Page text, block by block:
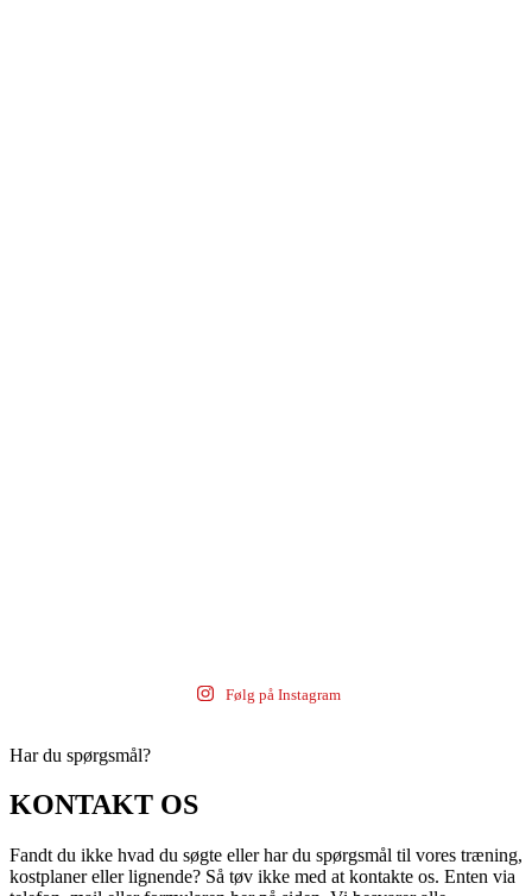
Følg på Instagram
Har du spørgsmål?
KONTAKT OS
Fandt du ikke hvad du søgte eller har du spørgsmål til vores træning,
kostplaner eller lignende? Så tøv ikke med at kontakte os. Enten via